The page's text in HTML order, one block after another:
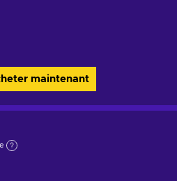
maintenant